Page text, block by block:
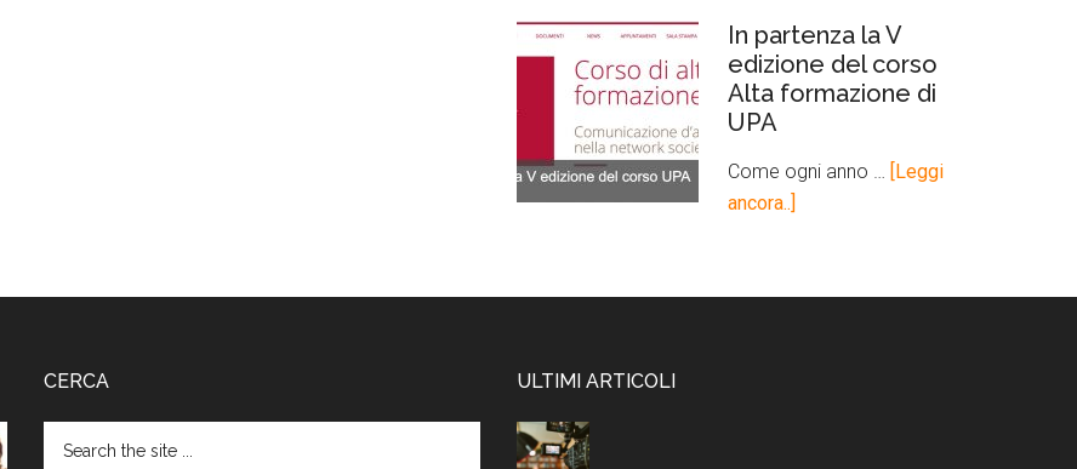
In partenza la V
edizione del corso
Alta formazione di
UPA
Come ogni anno …
[Leggi
ancora..]
CERCA ULTIMI ARTICOLI